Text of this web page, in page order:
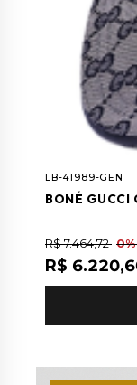
LB-41989-GEN
BONÉ GUCCI
R$ 7.464,72
R$